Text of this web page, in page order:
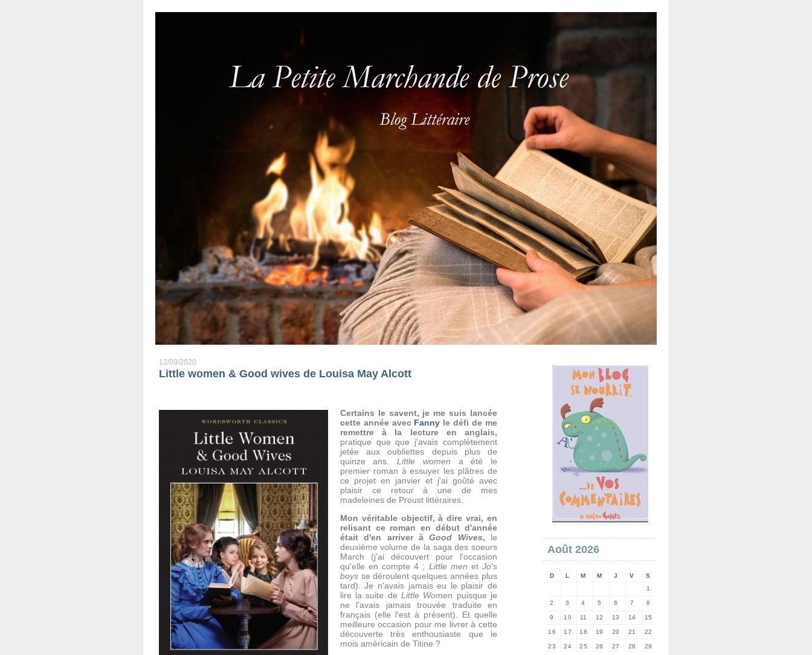
Août 2026
D L M M J V
S
1
2 3 4 5 6 7 8
9 10 11 12 13 14 15
16 17 18 19 20 21 22
23 24 25 26 27 28 29
12/09/2020
Little women & Good wives de Louisa May Alcott
Certains le savent, je me suis lancée
cette année avec Fanny le défi de me
remettre à la lecture en anglais,
pratique que que j'avais complètement
jetée aux oubliettes depuis plus de
quinze ans.Little women a été le
premier roman à essuyer les plâtres de
ce projet en janvier et j'ai goûté avec
plaisir ce retour à une de mes
madeleines de Proust littéraires.
Mon véritable objectif, à dire vrai, en
relisant ce roman en début d'année
était d'en arriver àGood Wives, le
deuxième volume de la saga des soeurs
March (j'ai découvert pour l'occasion
qu'elle en compte 4 ; Little men et Jo's
boysse déroulent quelques années plus
tard). Je n'avais jamais eu le plaisir de
lire la suite deLittle Women puisque je
ne l'avais jamais trouvée traduite en
français (elle l'est à présent). Et quelle
meilleure occasion pour me livrer à cette
découverte très enthousiaste que le
mois américain de Titine ?